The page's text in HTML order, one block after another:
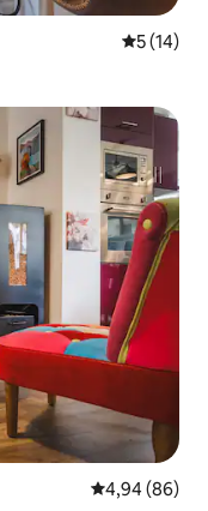
Note
5 (14)
Note
4,94 (86)